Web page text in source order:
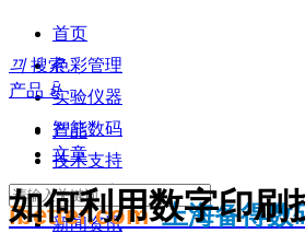
首页
色彩管理
实验仪器
智能数码
技术支持
知识分享
新闻资讯
끠 搜索
产品 ꀁ
产品
文章
ibetter.com 上海备得数
如何利用数字印刷